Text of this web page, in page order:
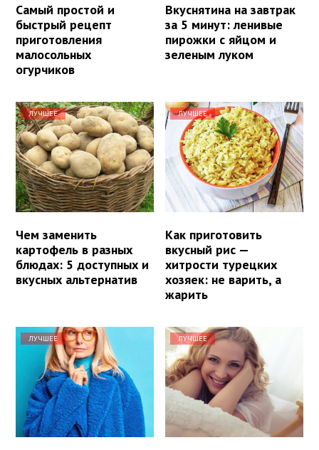
Самый простой и
быстрый рецепт
приготовления
малосольных
огурчиков
Вкуснятина на завтрак
за 5 минут: ленивые
пирожки с яйцом и
зеленым луком
ЛУЧШЕЕ
Чем заменить
картофель в разных
блюдах: 5 доступных и
вкусных альтернатив
ЛУЧШЕЕ
Как приготовить
вкусный рис —
хитрости турецких
хозяек: не варить, а
жарить
ЛУЧШЕЕ ЛУЧШЕЕ